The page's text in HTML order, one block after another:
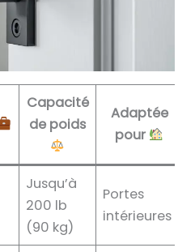
Capacité
de poids
Adaptée
pour
Jusqu’à
200 lb
(90 kg)
Portes
intérieures